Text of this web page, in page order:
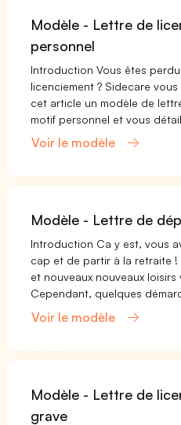
Modèle - Lettre de
personnel
Introduction Vous êtes
licenciement ? Sidecare
cet article un modèle de
motif personnel et vous
Voir le modèle
Modèle - Lettre de
Introduction Ca y est, vous
cap et de partir à la retraite
et nouveaux nouveaux
Cependant, quelques
Voir le modèle
Modèle - Lettre de
grave